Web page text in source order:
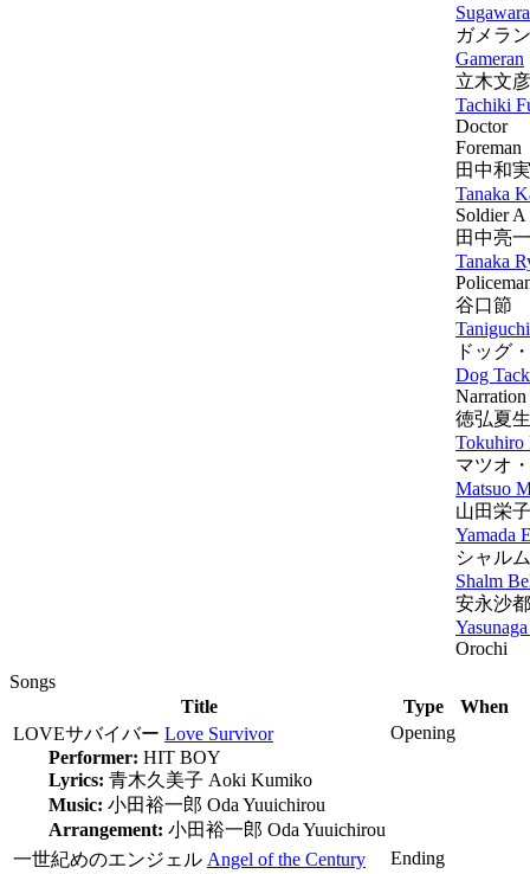
ガメラン
Gameran
立木文彦
Tachiki
Doctor
Foreman
田中和実
Tanaka
Soldier A
田中亮一
Tanaka
谷口節
ドッグ
Dog Tack
Narration
徳弘夏生
Tokuhiro
マツオ
Matsuo
山田栄子
Yamada
シャル
Shalm
安永沙
Orochi
Songs
Title
Type
When
LOVEサバイバー Love Survivor
Performer: HIT BOY
Lyrics: 青木久美子 Aoki Kumiko
Music: 小田裕一郎 Oda Yuuichirou
Arrangement: 小田裕一郎 Oda Yuuichirou
Opening
一世紀めのエンジェル Angel of the Century
Ending